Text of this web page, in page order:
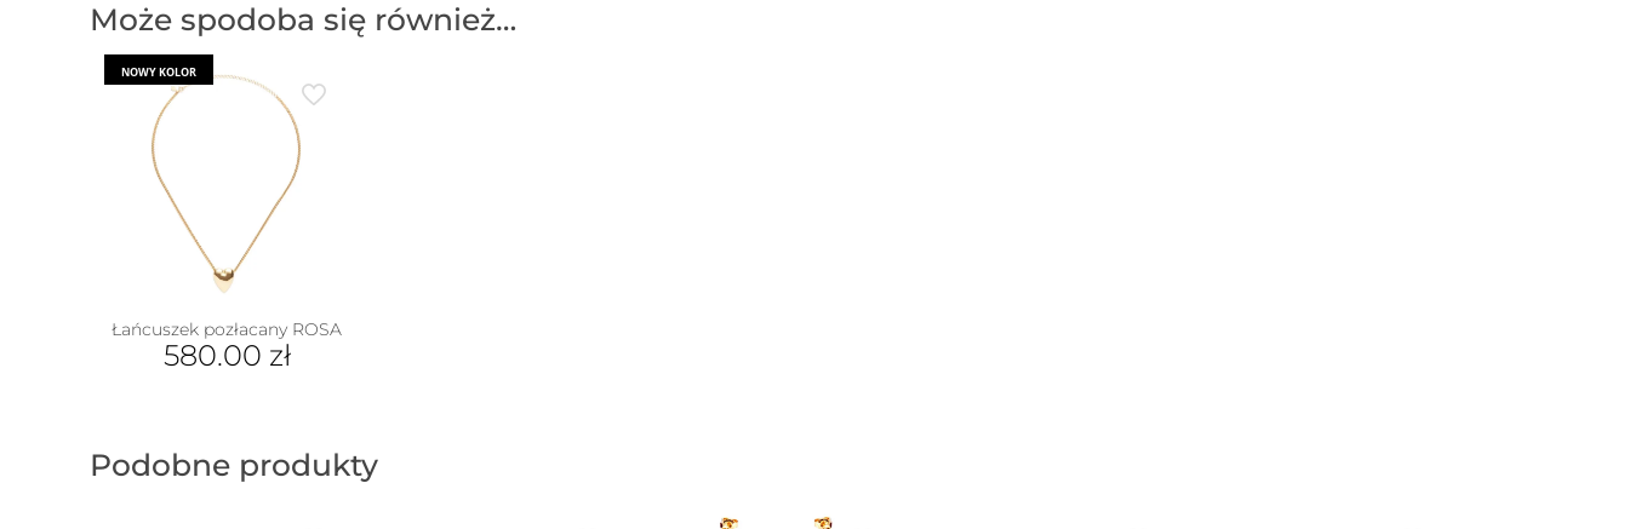
Może spodoba się również…
NOWY KOLOR
Łańcuszek pozłacany ROSA
580.00 zł
Podobne produkty